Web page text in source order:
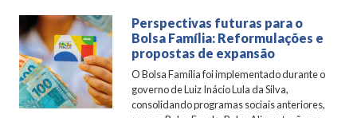
Perspectivas futuras para o
Bolsa Família: Reformulações e
propostas de expansão
O Bolsa Família foi implementado durante o
governo de Luiz Inácio Lula da Silva,
consolidando programas sociais anteriores,